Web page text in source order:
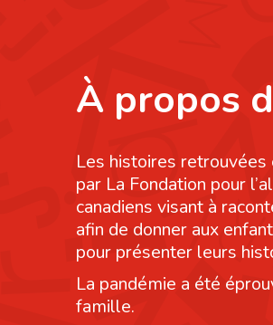
À propos
Les histoires
par La Fondation pour
canadiens visant à
afin de donner aux
pour présenter leurs
La pandémie a été
famille.